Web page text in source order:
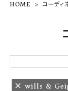
NEW ARRIVAL
ARCH
BRAND
HOME コーディ
wills &